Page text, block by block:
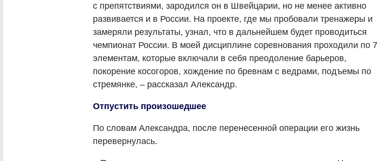
с препятствиями, зародился он в Швейцарии, но не менее активно
развивается и в России. На проекте, где мы пробовали тренажеры и
замеряли результаты, узнал, что в дальнейшем будет проводиться
чемпионат России. В моей дисциплине соревнования проходили по 7
элементам, которые включали в себя преодоление барьеров,
покорение косогоров, хождение по бревнам с ведрами, подъемы по
стремянке, – рассказал Александр.
Отпустить произошедшее
По словам Александра, после перенесенной операции его жизнь
перевернулась.